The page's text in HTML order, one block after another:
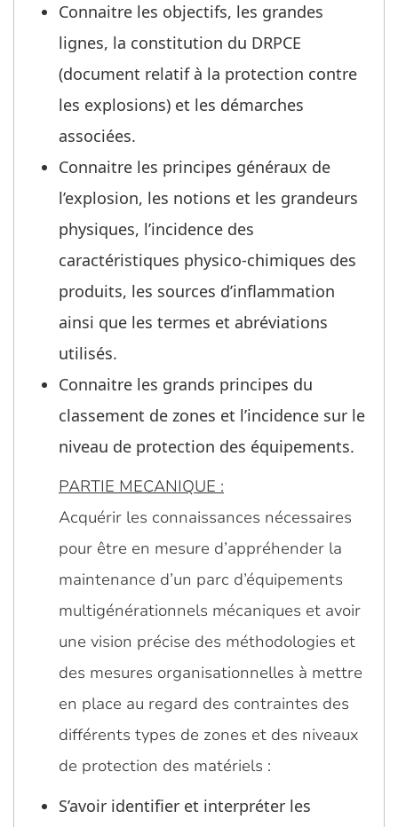
Connaitre les objectifs, les grandes
lignes, la constitution du DRPCE
(document relatif à la protection contre
les explosions) et les démarches
associées.
Connaitre les principes généraux de
l’explosion, les notions et les grandeurs
physiques, l’incidence des
caractéristiques physico-chimiques des
produits, les sources d’inflammation
ainsi que les termes et abréviations
utilisés.
Connaitre les grands principes du
classement de zones et l’incidence sur le
niveau de protection des équipements.
PARTIE MECANIQUE :
Acquérir les connaissances nécessaires
pour être en mesure d’appréhender la
maintenance d’un parc d’équipements
multigénérationnels mécaniques et avoir
une vision précise des méthodologies et
des mesures organisationnelles à mettre
en place au regard des contraintes des
différents types de zones et des niveaux
de protection des matériels :
S’avoir identifier et interpréter les